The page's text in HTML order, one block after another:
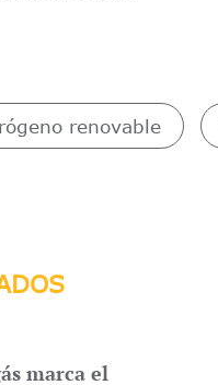
renovable
marca el